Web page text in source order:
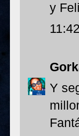
y
Y